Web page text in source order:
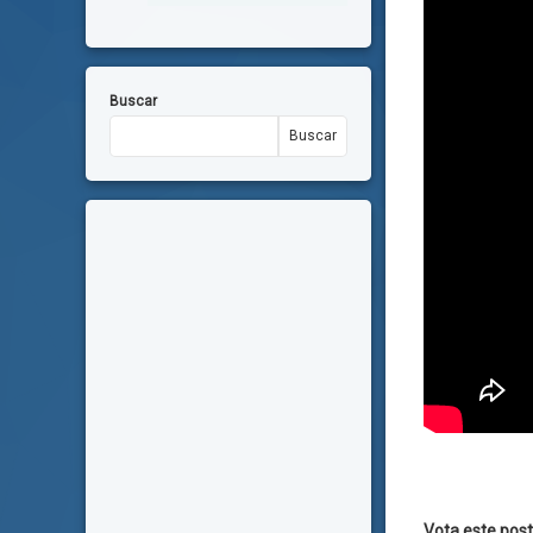
Buscar
Buscar